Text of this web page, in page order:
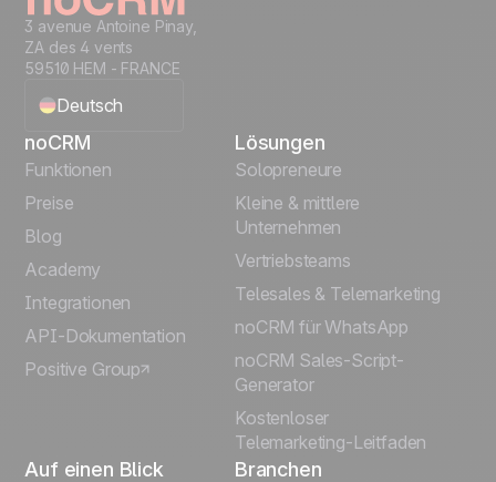
3 avenue Antoine Pinay,
ZA des 4 vents
59510 HEM - FRANCE
Deutsch
English
Français
Español
Português
Italiano
noCRM
Funktionen
Preise
Blog
Academy
Integrationen
API-Dokumentation
Positive Group
Lösungen
Solopreneure
Kleine & mittlere
Unternehmen
Vertriebsteams
Telesales & Telemarketing
noCRM für WhatsApp
noCRM Sales-Script-
Generator
Kostenloser
Telemarketing-Leitfaden
Auf einen Blick Branchen